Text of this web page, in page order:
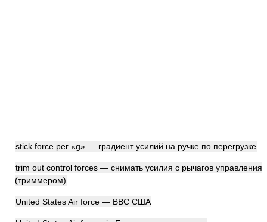
stick force per «g» — градиент усилий на ручке по перегрузке
trim out control forces — снимать усилия с рычагов управления
(триммером)
United States Air force — ВВС США